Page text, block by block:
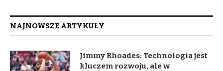
NAJNOWSZE ARTYKUŁY
Jimmy Rhoades: Technologia jest
kluczem rozwoju, ale w